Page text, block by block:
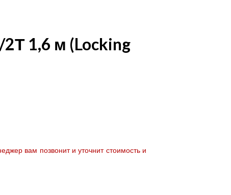
1,6 м (Locking
вам позвонит и уточнит стоимость и